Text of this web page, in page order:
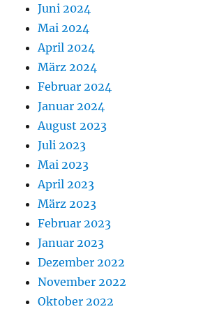
Juni 2024
Mai 2024
April 2024
März 2024
Februar 2024
Januar 2024
August 2023
Juli 2023
Mai 2023
April 2023
März 2023
Februar 2023
Januar 2023
Dezember 2022
November 2022
Oktober 2022